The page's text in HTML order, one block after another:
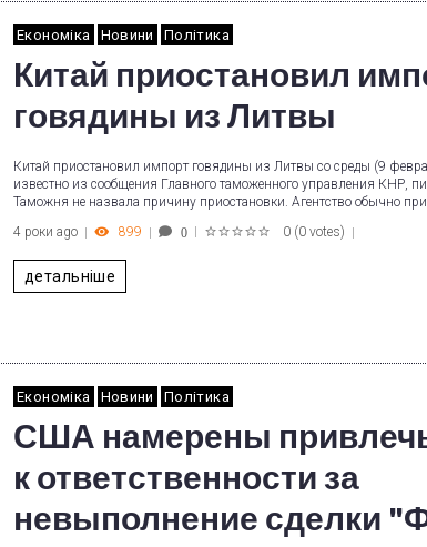
Економіка Новини Політика
Китай приостановил
говядины из Литвы
Китай приостановил импорт говядины из Литвы со среды (9
известно из сообщения Главного таможенного управления КНР,
Таможня не назвала причину приостановки. Агентство обычно
4 роки ago
899 0 0 (0 votes)
детальніше
Економіка Новини Політика
США намерены
к ответственности за
невыполнение сделки